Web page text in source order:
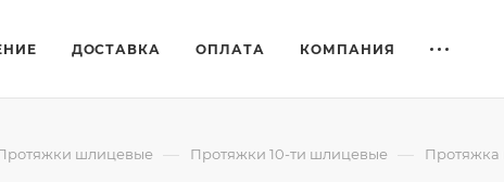
ДОСТАВКА ОПЛАТА КОМПАНИЯ
шлицевые — Протяжки 10-ти шлицевые — Протяжка